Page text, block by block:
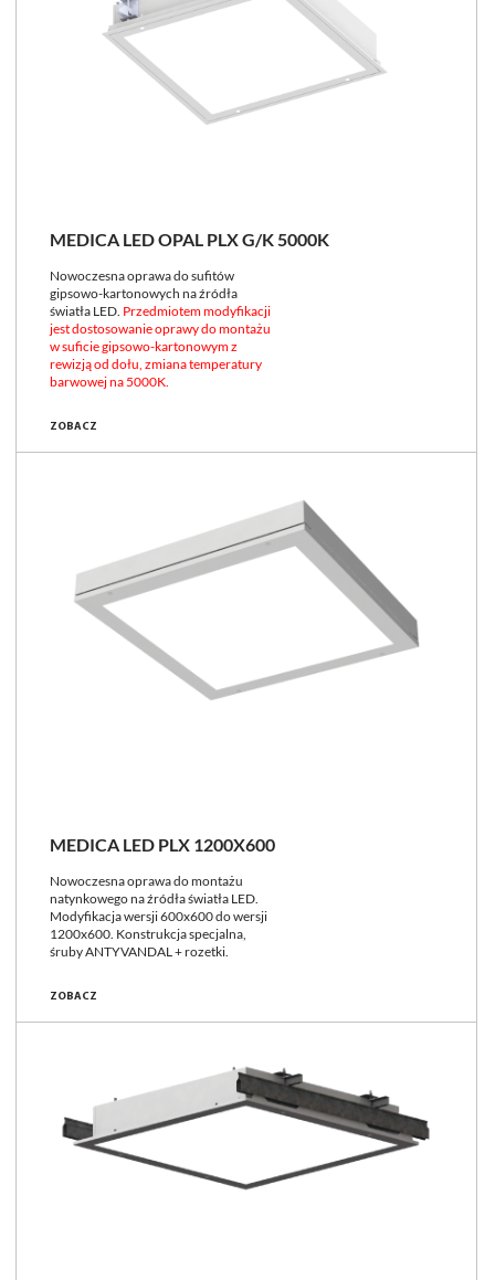
MEDICA LED OPAL PLX G/K 5000K
Nowoczesna oprawa do sufitów
gipsowo-kartonowych na źródła
światła LED. Przedmiotem modyfikacji
jest dostosowanie oprawy do montażu
w suficie gipsowo-kartonowym z
rewizją od dołu, zmiana temperatury
barwowej na 5000K.
ZOBACZ
MEDICA LED PLX 1200X600
Nowoczesna oprawa do montażu
natynkowego na źródła światła LED.
Modyfikacja wersji 600x600 do wersji
1200x600. Konstrukcja specjalna,
śruby ANTYVANDAL + rozetki.
ZOBACZ